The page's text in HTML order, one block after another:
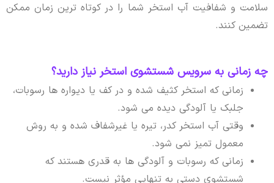
سلامت و شفافیت آب استخر شما را در کوتاه ترین زمان ممکن
تضمین کنند.
چه زمانی به سرویس شستشوی استخر نیاز دارید؟
زمانی که استخر کثیف شده و در کف یا دیواره ها رسوبات،
جلبک یا آلودگی دیده می شود.
وقتی آب استخر کدر، تیره یا غیرشفاف شده و به روش
معمول تمیز نمی شود.
زمانی که رسوبات و آلودگی ها به قدری هستند که
شستشوی دستی به تنهایی مؤثر نیست.